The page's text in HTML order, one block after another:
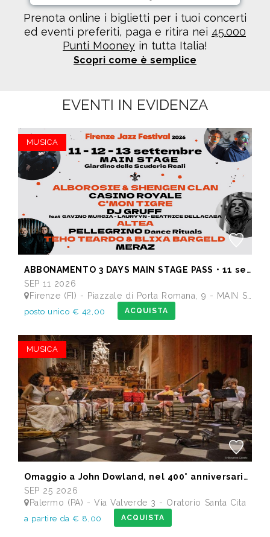
Prenota online i biglietti per i tuoi concerti
ed eventi preferiti, paga e ritira nei 45.000
Punti Mooney in tutta Italia!
Scopri come è semplice
EVENTI IN EVIDENZA
MUSICA
ABBONAMENTO 3 DAYS MAIN STAGE PASS • 11 settembre: Alborosie & Shengen Clan, DJ Gruff feat Gavino Murgia - Lauryyn - Beatrice Dellacasa, after party Dj Gruff • 12 settembre: Altea, Pellegrino, Casino Royale • 13 settembre: Meraz, Teho Teardo & Blixa Bargeld, C'Mon Tigre
SEP 11 2026
Firenze (FI) - Piazzale di Porta Romana, 9 - MAIN STAGE - Giardino delle Scuderie Reali
posto unico € 42,00 ACQUISTA
MUSICA
Omaggio a John Dowland, nel 400° anniversario della morte
SEP 25 2026
Palermo (PA) - Via Valverde 3 - Oratorio Santa Cita
a partire da € 8,00 ACQUISTA